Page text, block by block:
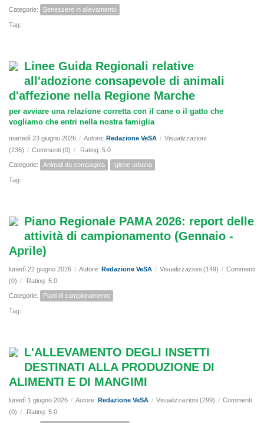
Categorie: Benessere in allevamento
Tag:
Linee Guida Regionali relative
all'adozione consapevole di animali
d'affezione nella Regione Marche
per avviare una relazione corretta con il cane o il gatto che
vogliamo che entri nella nostra famiglia
martedì 23 giugno 2026 / Autore: Redazione VeSA / Visualizzazioni
(236) / Commenti (0) / Rating: 5.0
Categorie: Animali da compagnia Igiene urbana
Tag:
Piano Regionale PAMA 2026: report delle
attività di campionamento (Gennaio -
Aprile)
lunedì 22 giugno 2026 / Autore: Redazione VeSA / Visualizzazioni (149) / Commenti
(0) / Rating: 5.0
Categorie: Piani di campionamento
Tag:
L'ALLEVAMENTO DEGLI INSETTI
DESTINATI ALLA PRODUZIONE DI
ALIMENTI E DI MANGIMI
lunedì 1 giugno 2026 / Autore: Redazione VeSA / Visualizzazioni (299) / Commenti
(0) / Rating: 5.0